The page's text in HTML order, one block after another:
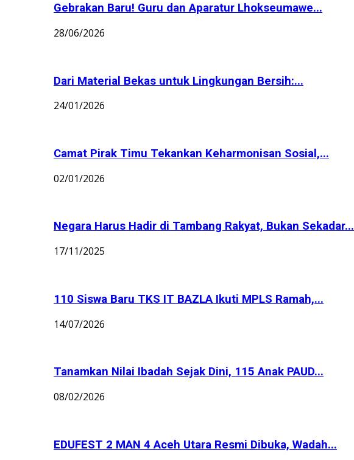
Gebrakan Baru! Guru dan Aparatur Lhokseumawe...
28/06/2026
Dari Material Bekas untuk Lingkungan Bersih:...
24/01/2026
Camat Pirak Timu Tekankan Keharmonisan Sosial,...
02/01/2026
Negara Harus Hadir di Tambang Rakyat, Bukan Sekadar...
17/11/2025
110 Siswa Baru TKS IT BAZLA Ikuti MPLS Ramah,...
14/07/2026
Tanamkan Nilai Ibadah Sejak Dini, 115 Anak PAUD...
08/02/2026
EDUFEST 2 MAN 4 Aceh Utara Resmi Dibuka, Wadah...